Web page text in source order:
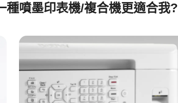
種噴墨印表機/複合機更適合我?